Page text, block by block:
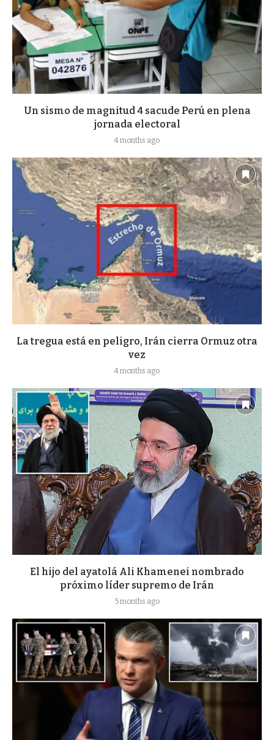
Un sismo de magnitud 4 sacude Perú en plena
jornada electoral
4 months ago
La tregua está en peligro, Irán cierra Ormuz otra
vez
4 months ago
El hijo del ayatolá Ali Khamenei nombrado
próximo líder supremo de Irán
5 months ago